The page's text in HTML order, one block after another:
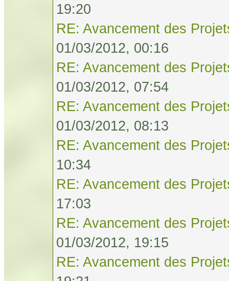
19:20
RE: Avancement des
01/03/2012, 00:16
RE: Avancement des
01/03/2012, 07:54
RE: Avancement des
01/03/2012, 08:13
RE: Avancement des
10:34
RE: Avancement des
17:03
RE: Avancement des
01/03/2012, 19:15
RE: Avancement des